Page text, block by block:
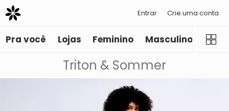
Entrar Crie uma conta
Pra você Lojas Feminino Masculino
Triton & Sommer